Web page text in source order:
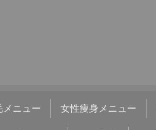
メニュー 女性痩身メニュー